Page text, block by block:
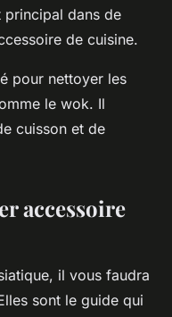
principal dans de
de cuisine.
pour nettoyer les
le wok. Il
cuisson et de
accessoire
il vous faudra
sont le guide qui